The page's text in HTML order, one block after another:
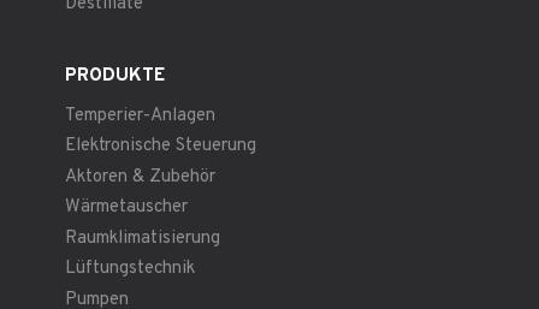
PRODUKTE
Temperier-Anlagen
Elektronische Steuerung
Aktoren & Zubehör
Wärmetauscher
Raumklimatisierung
Lüftungstechnik
Pumpen